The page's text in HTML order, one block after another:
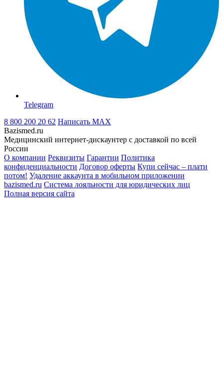
Telegram
8 800 200 20 62 Написать MAX
Bazismed.ru
Медицинский интернет-дискаунтер с доставкой по всей
России
О компании Реквизиты Гарантии Политика
конфиденциальности Договор оферты Купи сейчас – плати
потом! Удаление аккаунта в мобильном приложении
bazismed.ru Система лояльности для юридических лиц
Полная версия сайта